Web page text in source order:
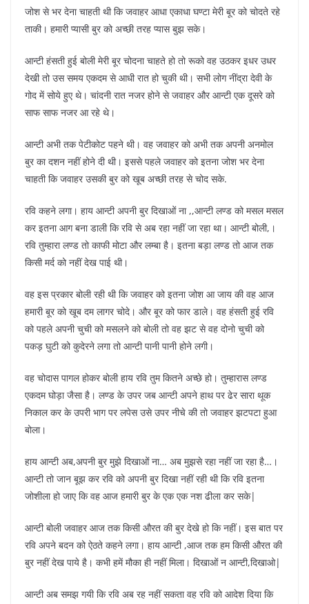
जोश से भर देना चाहती थी कि जवाहर आधा एकाधा घण्टा मेरी बूर को चोदते रहे
ताकी। हमारी प्यासी बुर को अच्छी तरह प्यास बुझ सके।
आन्टी हंसती हुई बोली मेरी बूर चोदना चाहते हो तो रूको वह उठकर इधर उधर
देखी तो उस समय एकदम से आधी रात हो चुकी थी। सभी लोग नींद्रा देवी के
गोद में सोये हुए थे। चांदनी रात नजर होने से जवाहर और आन्टी एक दूसरे को
साफ साफ नजर आ रहे थे।
आन्टी अभी तक पेटीकोट पहने थी। वह जवाहर को अभी तक अपनी अनमोल
बुर का दशन नहीं होने दी थी। इससे पहले जवाहर को इतना जोश भर देना
चाहती कि जवाहर उसकी बुर को खूब अच्छी तरह से चोद सके.
रवि कहने लगा। हाय आन्टी अपनी बुर दिखाओं ना ,,आन्टी लण्ड को मसल मसल
कर इतना आग बना डाली कि रवि से अब रहा नहीं जा रहा था। आन्टी बोली,।
रवि तुम्हारा लण्ड तो काफी मोटा और लम्बा है। इतना बड़ा लण्ड तो आज तक
किसी मर्द को नहीं देख पाई थी।
वह इस प्रकार बोली रही थी कि जवाहर को इतना जोश आ जाय की वह आज
हमारी बूर को खूब दम लागर चोदे। और बूर को फार डाले। वह हंसती हुई रवि
को पहले अपनी चुची को मसलने को बोली तो वह झट से वह दोनो चुची को
पकड़ घुटी को कुदेरने लगा तो आन्टी पानी पानी होने लगी।
वह चोदास पागल होकर बोली हाय रवि तुम कितने अच्छे हो। तुम्हारास लण्ड
एकदम घोड़ा जैसा है। लण्ड के उपर जब आन्टी अपने हाथ पर ढेर सारा थूक
निकाल कर के उपरी भाग पर लपेस उसे उपर नीचे की तो जवाहर झटपटा हुआ
बोला।
हाय आन्टी अब,अपनी बुर मुझे दिखाओं ना… अब मुझसे रहा नहीं जा रहा है…।
आन्टी तो जान बूझ कर रवि को अपनी बुर दिखा नहीं रही थी कि रवि इतना
जोशीला हो जाए कि वह आज हमारी बुर के एक एक नश ढीला कर सके|
आन्टी बोली जवाहर आज तक किसी औरत की बुर देखे हो कि नहीं। इस बात पर
रवि अपने बदन को ऐठते कहने लगा। हाय आन्टी ,आज तक हम किसी औरत की
बुर नहीं देख पाये है। कभी हमें मौका ही नहीं मिला। दिखाओं न आन्टी,दिखाओ|
आन्टी अब समझ गयी कि रवि अब रह नहीं सकता वह रवि को आदेश दिया कि